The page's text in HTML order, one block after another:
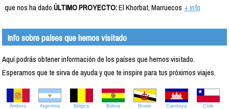
que nos ha dado.ÚLTIMO PROYECTO:El Khorbat, Marruecos + info
Info sobre países que hemos visitado
Aquí podrás obtener información de los países que hemos visitado.
Esperamos que te sirva de ayuda y que te inspire para tus próximos viajes.
Andorra Argentina Bélgica Bolivia Brunei Camboya Chile